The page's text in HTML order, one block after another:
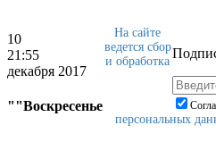
10
21:55
декабря 2017
""Воскресенье
На сайте
ведется сбор
и обработка
персональных